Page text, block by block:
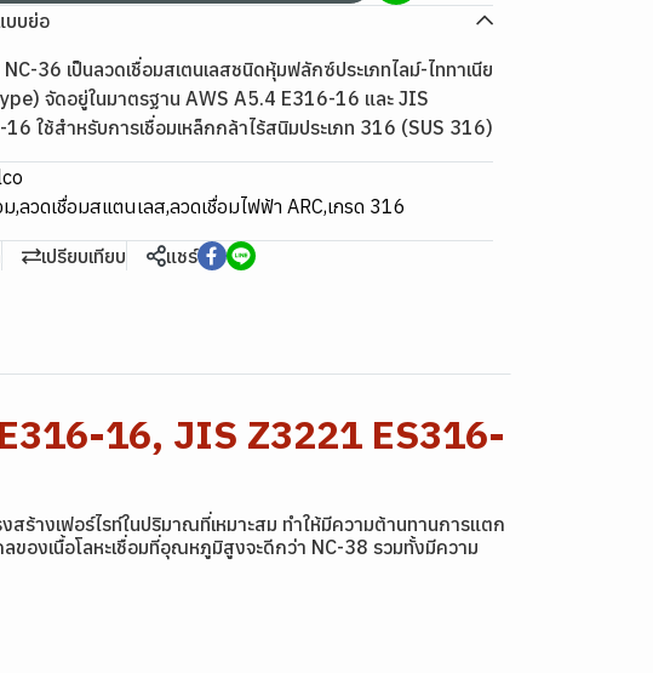
บบย่อ
NC-36 เป็นลวดเชื่อมสเตนเลสชนิดหุ้มฟลักซ์ประเภทไลม์-ไททาเนีย
จัดอยู่ในมาตรฐาน AWS A5.4 E316-16 และ JIS
ใช้สำหรับการเชื่อมเหล็กกล้าไร้สนิมประเภท 316 (SUS 316)
ม,ลวดเชื่อมสแตนเลส,ลวดเชื่อมไฟฟ้า ARC,เกรด 316
เปรียบเทียบ แชร์
16, JIS Z3221 ES316-
สร้างเฟอร์ไรท์ในปริมาณที่เหมาะสม ทำให้มีความต้านทานการแตก
งเนื้อโลหะเชื่อมที่อุณหภูมิสูงจะดีกว่า NC-38 รวมทั้งมีความ